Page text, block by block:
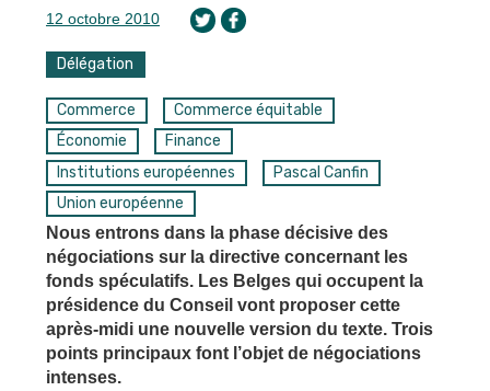
12 octobre 2010
Délégation
Commerce
Commerce équitable
Économie
Finance
Institutions européennes
Pascal Canfin
Union européenne
Nous entrons dans la phase décisive des
négociations sur la directive concernant les
fonds spéculatifs. Les Belges qui occupent la
présidence du Conseil vont proposer cette
après-midi une nouvelle version du texte. Trois
points principaux font l’objet de négociations
intenses.